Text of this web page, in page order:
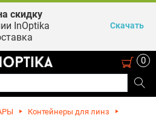
0
Контейнеры для линз
скидку
InOptika
Скачать